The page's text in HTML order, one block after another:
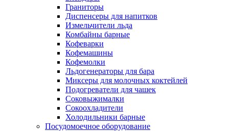
Граниторы
Диспенсеры для напитков
Измельчители льда
Комбайны барные
Кофеварки
Кофемашины
Кофемолки
Льдогенераторы для бара
Миксеры для молочных коктейлей
Подогреватели для чашек
Соковыжималки
Сокоохладители
Холодильники барные
Посудомоечное оборудование